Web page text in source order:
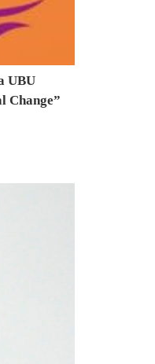
UBU
Change”